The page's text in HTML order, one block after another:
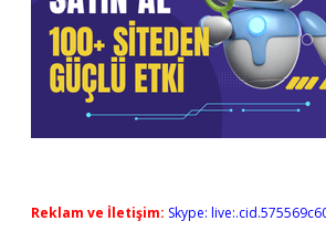
Reklam ve İletişim: Skype: